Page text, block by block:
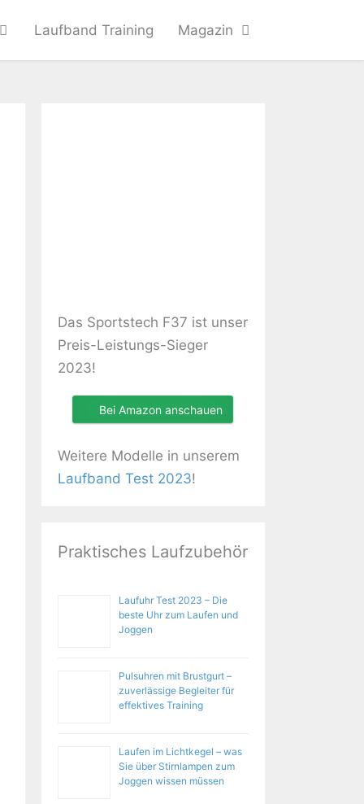
Laufband Training Magazin
Das Sportstech F37 ist unser
Preis-Leistungs-Sieger
2023!
Bei Amazon anschauen
Weitere Modelle in unserem
Laufband Test 2023!
Praktisches Laufzubehör
Laufuhr Test 2023 – Die
beste Uhr zum Laufen und
Joggen
Pulsuhren mit Brustgurt –
zuverlässige Begleiter für
effektives Training
Laufen im Lichtkegel – was
Sie über Stirnlampen zum
Joggen wissen müssen